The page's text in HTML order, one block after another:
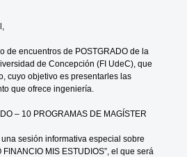
de encuentros de POSTGRADO de la
de Concepción (FI UdeC), que
cuyo objetivo es presentarles las
que ofrece ingeniería.
– 10 PROGRAMAS DE MAGÍSTER
sesión informativa especial sobre
MIS ESTUDIOS”, el que será